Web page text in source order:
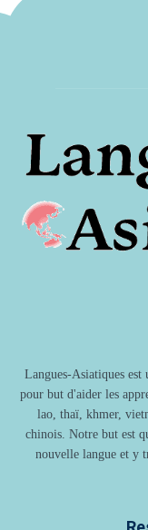
Langues-Asiatiques est
pour but d'aider les
lao, thaï, khmer,
chinois. Notre but est
nouvelle langue et y